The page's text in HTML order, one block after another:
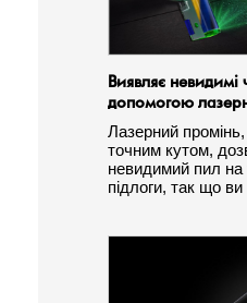
Виявляє невидимі
допомогою
Лазерний
точним кутом,
невидимий пил на
підлоги, так що ви